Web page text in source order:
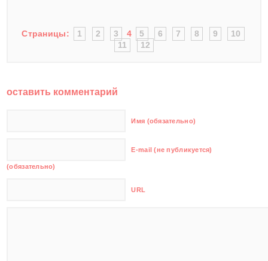
Страницы: 1 2 3 4 5 6 7 8 9
10
11
12
оставить комментарий
Имя (обязательно)
E-mail (не публикуется)
(обязательно)
URL